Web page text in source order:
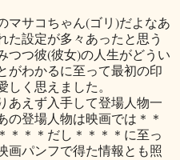
マサコちゃん(ゴリ)だよなあ
た設定が多々あったと思う
つつ彼(彼女)の人生がどうい
がわかるに至って最初の印
く思えました。
あえず入手して登場人物一
の登場人物は映画では＊＊
＊＊＊だし＊＊＊＊に至っ
画パンフで得た情報とも照